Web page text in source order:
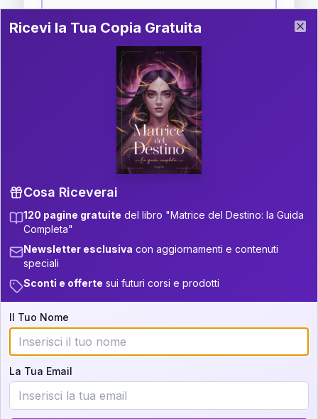
Guida completa di Coppia
Il libro è in fase di scrittura. Iscriviti alla newsletter
per ricevere aggiornamenti!
P.S. Interpretazione parziale
gratuita
Scorri più in basso per vedere
un'interpretazione parziale gratuita della tua
Iscriviti alla newsletter per ricevere
aggiornamenti quando sarà disponibile.
Cosa scoprirete nella vostra
interpretazione:
💕 Come rafforzare la vostra unione
Ricevi la Tua Copia Gratuita del Libro
Ricevi la Tua Copia Gratuita
Cosa Riceverai
120 pagine gratuite del libro "Matrice del Destino: la Guida
Completa"
Newsletter esclusiva con aggiornamenti e contenuti
speciali
Sconti e offerte sui futuri corsi e prodotti
Il Tuo Nome
La Tua Email